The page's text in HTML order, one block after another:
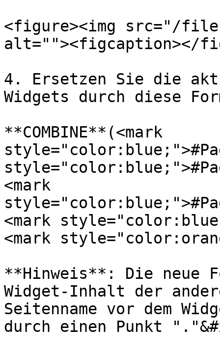
<figure><img src="/
alt=""><figcaption></
4. Ersetzen Sie die
Widgets durch diese
**COMBINE**(<mark
<mark
<mark
<mark
**Hinweis**: Die neue
Widget-Inhalt der
Seitenname vor dem
durch einen Punkt